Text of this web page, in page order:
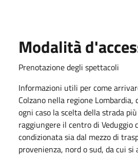
Modalità
Prenotazione degli spettacoli
Informazioni utili per come
Colzano nella regione Lombardia,
ogni caso la scelta della strada
raggiungere il centro di Veduggio
condizionata sia dal mezzo di
provenienza, nord o sud, da cui si